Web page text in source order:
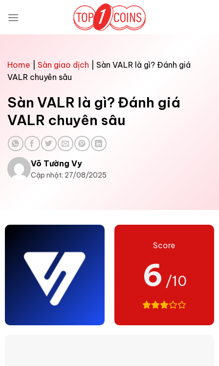
qua
Home Sàn giao dịch
Sàn VALR là gì? Đánh giá
VALR chuyên sâu
Sàn VALR là gì? Đánh giá
VALR chuyên sâu
Võ Tường Vy
Cập nhật: 27/08/2025
Score
6 /10